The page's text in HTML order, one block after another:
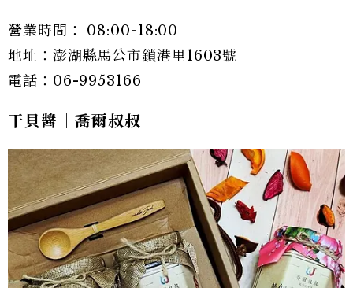
營業時間： 08:00-18:00
地址：澎湖縣馬公市鎖港里1603號
電話：06-9953166
干貝醬｜喬爾叔叔